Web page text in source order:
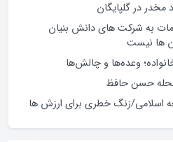
لزوم بازنگری در فرهنگ مصرف
به شرکت های دانش بنیان
ها نیست